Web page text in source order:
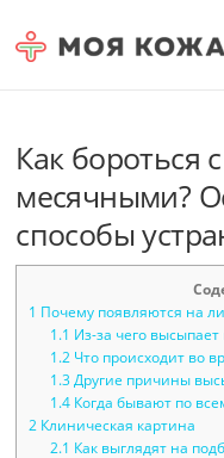
Как
месячными?
способы
1 Почему появляются на
1.1 Из-за чего
1.2Что происходит во
1.3Другие причины
1.4Когда бывают по
2 Клиническая картина
2.1 Как выглядят на